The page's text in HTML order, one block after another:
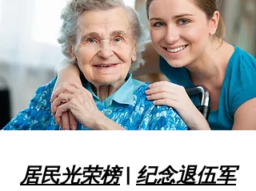
居民光荣榜| 纪念退伍军